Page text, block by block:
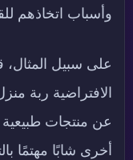
وأسباب اتخاذهم
على سبيل
الافتراضية ربة
عن منتجات طبيعية
أخرى شابًا مهتمًا